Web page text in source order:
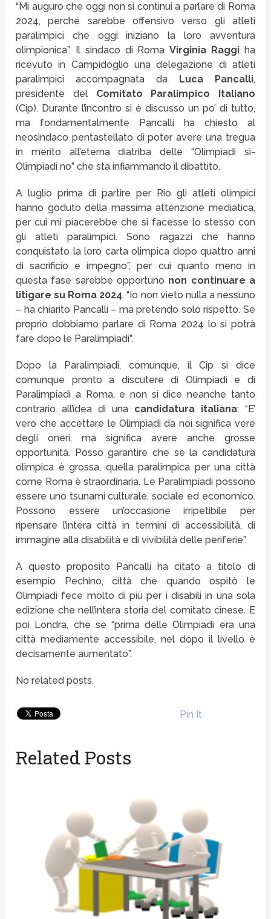
“Mi auguro che oggi non si continui a parlare di Roma
2024, perché sarebbe offensivo verso gli atleti
paralimpici che oggi iniziano la loro avventura
olimpionica”. Il sindaco di RomaVirginia Raggi ha
ricevuto in Campidoglio una delegazione di atleti
paralimpici accompagnata da
Luca Pancalli,
presidente del Comitato Paralimpico Italiano
(Cip). Durante l’incontro si è discusso un po’ di tutto,
ma fondamentalmente Pancalli ha chiesto al
neosindaco pentastellato di poter avere una tregua
in merito all’eterna diatriba delle “Olimpiadi sì-
Olimpiadi no” che sta infiammando il dibattito.
A luglio prima di partire per Rio gli atleti olimpici
hanno goduto della massima attenzione mediatica,
per cui mi piacerebbe che si facesse lo stesso con
gli atleti paralimpici. Sono ragazzi che hanno
conquistato la loro carta olimpica dopo quattro anni
di sacrificio e impegno”, per cui quanto meno in
questa fase sarebbe opportuno non continuare a
litigare su Roma 2024. “Io non vieto nulla a nessuno
– ha chiarito Pancalli – ma pretendo solo rispetto. Se
proprio dobbiamo parlare di Roma 2024 lo si potrà
fare dopo le Paralimpiadi”.
Dopo la Paralimpiadi, comunque, il Cip si dice
comunque pronto a discutere di Olimpiadi e di
Paralimpiadi a Roma, e non si dice neanche tanto
contrario all’idea di una candidatura italiana: “E’
vero che accettare le Olimpiadi da noi significa vere
degli oneri, ma significa avere anche grosse
opportunità. Posso garantire che se la candidatura
olimpica è grossa, quella paralimpica per una città
come Roma è straordinaria. Le Paralimpiadi possono
essere uno tsunami culturale, sociale ed economico.
Possono essere un’occasione irripetibile per
ripensare l’intera città in termini di accessibilità, di
immagine alla disabilità e di vivibilità delle periferie”.
A questo proposito Pancalli ha citato a titolo di
esempio Pechino, città che quando ospitò le
Olimpiadi fece molto di più per i disabili in una sola
edizione che nell’intera storia del comitato cinese. E
poi Londra, che se “prima delle Olimpiadi era una
città mediamente accessibile, nel dopo il livello è
decisamente aumentato”.
No related posts.
Pin It
Related Posts